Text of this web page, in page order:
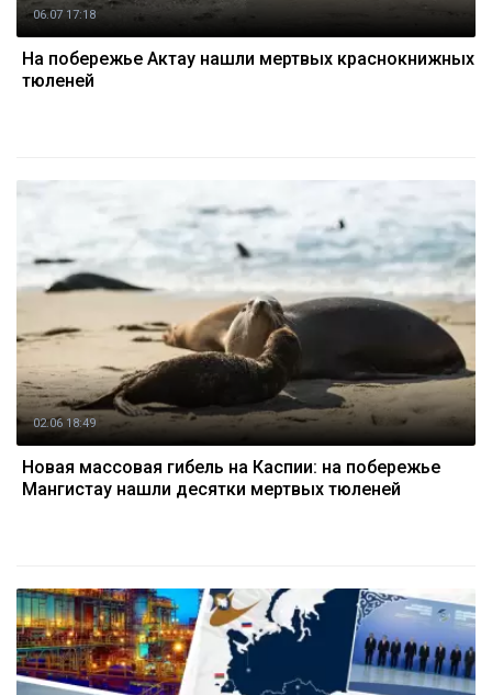
06.07 17:18
На побережье Актау нашли мертвых краснокнижных
тюленей
02.06 18:49
Новая массовая гибель на Каспии: на побережье
Мангистау нашли десятки мертвых тюленей